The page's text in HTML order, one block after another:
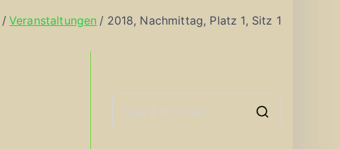
Veranstaltungen 2018, Nachmittag, Platz 1, Sitz 1